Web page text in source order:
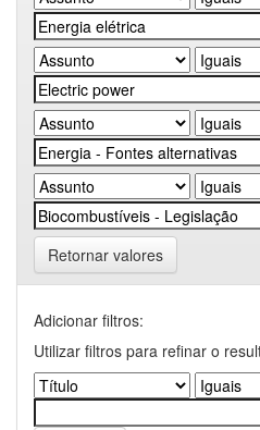
Retornar valores
Adicionar filtros:
Utilizar filtros para refinar o